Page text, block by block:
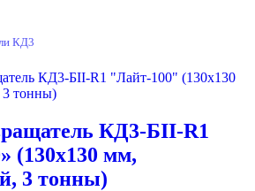
КД3
КД3-БII-R1
(130х130 мм,
3 тонны)